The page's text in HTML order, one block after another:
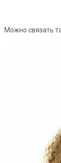
Можно связать